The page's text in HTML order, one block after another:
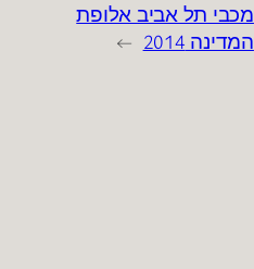
מכבי תל אביב אלופת
המדינה 2014
→